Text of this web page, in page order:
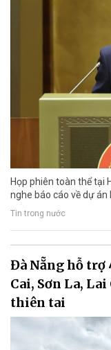
Họp phiên toàn thể tại
nghe báo cáo về dự án
Tin trong nước
Đà Nẵng hỗ trợ
Cai, Sơn La,
thiên tai